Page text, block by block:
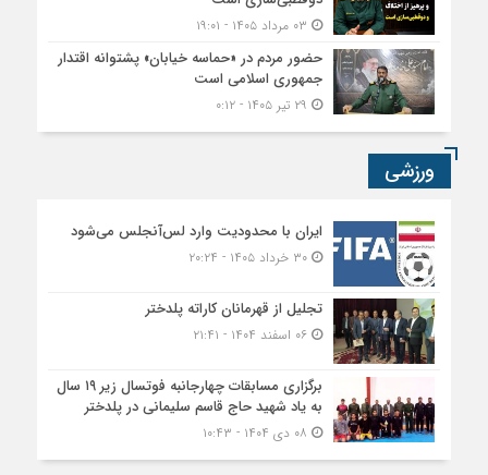
حضور مردم در «حماسه خیابان» پشتوانه اقتدار
جمهوری اسلامی است
ورزشی
ایران با محدودیت وارد لس‌آنجلس می‌شود
۳۰ خرداد ۱۴۰۵ - ۲۰:۲۴
تجلیل از قهرمانان کاراته پلدختر
۰۶ اسفند ۱۴۰۴ - ۲۱:۴۱
برگزاری مسابقات چهارجانبه فوتسال زیر ۱۹ سال
به یاد شهید حاج قاسم سلیمانی در پلدختر